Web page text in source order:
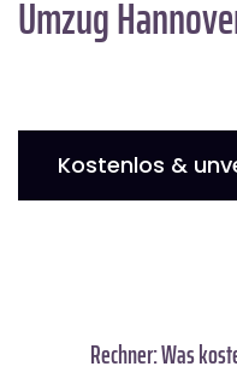
Umzug
Kostenlos &
Rechner: Was